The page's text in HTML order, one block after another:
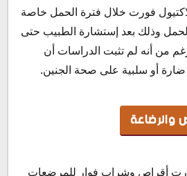
فورت خلال فترة الحمل خاصة
وذلك بعد إستشارة الطبيب حتى
من أنه لم تثبت الدراسات أن
ضارة أو سلبية على صحة الجنين.
والرضاعة
أقراص وشراب فوار للمرضعات